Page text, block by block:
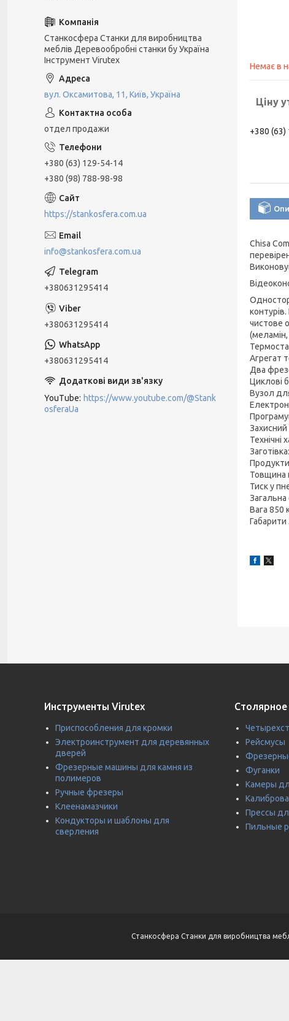
Немає в
Ціну
+380
Chisa
чистове
Агрегат
Два
Циклові
Вузол
Захисний
Товщина
Тиск у
Вага 850
Станкосфера Станки для виробництва
меблів Деревообробні станки бу Україна
Інструмент Virutex
вул. Оксамитова, 11, Київ, Україна
отдел продажи
+380 (63) 129-54-14
+380 (98) 788-98-98
https://stankosfera.com.ua
info@stankosfera.com.ua
+380631295414
+380631295414
+380631295414
YouTube
https://www.youtube.com/@Stank
osferaUa
Инструменты Virutex
Приспособления для кромки
Электроинструмент для деревянных
дверей
Фрезерные машины для камня из
полимеров
Ручные фрезеры
Клеенамазчики
Кондукторы и шаблоны для
сверления
Рейсмусы
Фуганки
Камеры
Прессы
Пильные